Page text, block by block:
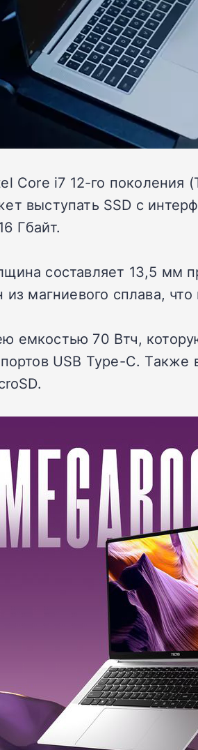
Core i7 12-го
выступать SSD с
Гбайт.
составляет 13,5 мм
из магниевого сплава,
емкостью 70 Втч,
USB Type-C.